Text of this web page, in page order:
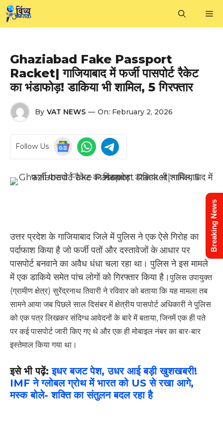
Skip
to
Ghaziabad Fake Passport
Racket| गाजियाबाद में फर्जी पासपोर्ट रैकेट
का भंडाफोड़! डाकिया भी शामिल, 5 गिरफ्तार
By VAT NEWS — On: February 2, 2026
Follow Us
उत्तर प्रदेश के गाजियाबाद जिले में पुलिस ने एक ऐसे गिरोह का
पर्दाफाश किया है जो फर्जी पतों और दस्तावेजों के आधार पर
पासपोर्ट बनवाने का अवैध धंधा चला रहा था। पुलिस ने इस मामले
में एक डाकिये समेत पांच लोगों को गिरफ्तार किया है।पुलिस उपायुक्त
(ग्रामीण क्षेत्र) सुरेंद्रनाथ तिवारी ने रविवार को बताया कि यह मामला तब
सामने आया जब पिछले साल दिसंबर में क्षेत्रीय पासपोर्ट अधिकारी ने पुलिस
को एक पत्र लिखकर संदिग्ध आवेदनों के बारे में बताया, जिनमें एक ही पते
पर कई पासपोर्ट जारी किए गए थे और एक ही मोबाइल नंबर का बार-बार
इस्तेमाल किया गया था।
इसे भी पढ़ें:इधर बजट पेश, उधर आई बड़ी खुशखबरी!
IMF ने ग्लोबल ग्रोथ में भारत को US से रखा आगे,
मस्क बोले- शक्ति का संतुलन बदल रहा है
Breaking News